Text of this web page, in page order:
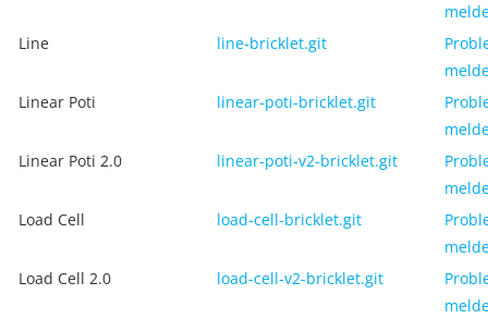
Line
line-bricklet.git
Linear Poti
linear-poti-bricklet.git
Linear Poti 2.0
linear-poti-v2-bricklet.git
Load Cell
load-cell-bricklet.git
Load Cell 2.0
load-cell-v2-bricklet.git